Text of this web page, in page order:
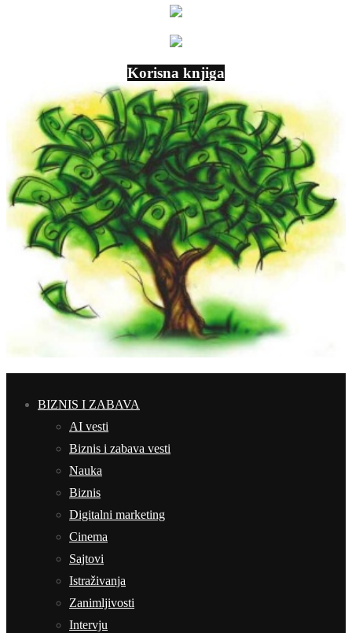
Korisna knjiga
BIZNIS I ZABAVA
AI vesti
Biznis i zabava vesti
Nauka
Biznis
Digitalni marketing
Cinema
Sajtovi
Istraživanja
Zanimljivosti
Intervju